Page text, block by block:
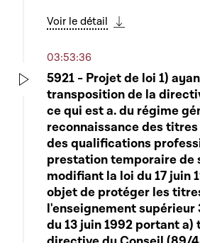
Voir le détail
03:53:36
5921 - Projet de loi 1)
transposition de la
ce qui est a. du régime
reconnaissance des
des qualifications
prestation temporaire de
modifiant la loi du 17 juin
objet de protéger les
l'enseignement supérieur
du 13 juin 1992 portant